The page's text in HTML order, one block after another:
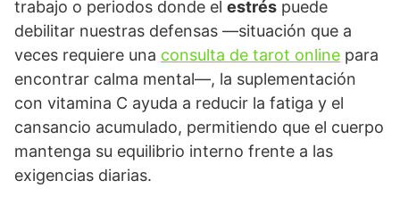
trabajo o periodos donde el estrés puede
debilitar nuestras defensas —situación que a
veces requiere una consulta de tarot online para
encontrar calma mental—, la suplementación
con vitamina C ayuda a reducir la fatiga y el
cansancio acumulado, permitiendo que el cuerpo
mantenga su equilibrio interno frente a las
exigencias diarias.